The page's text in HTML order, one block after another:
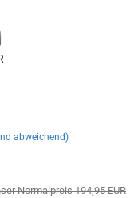
abweichend)
Normalpreis 194,95 EUR